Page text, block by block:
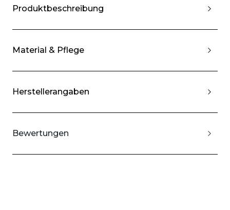
Produktbeschreibung
Material & Pflege
Herstellerangaben
Bewertungen